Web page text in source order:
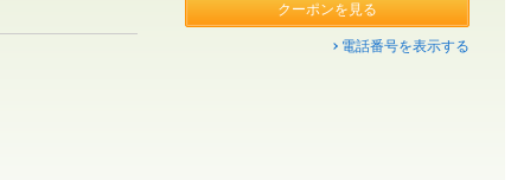
クーポンを見る
電話番号を表示する